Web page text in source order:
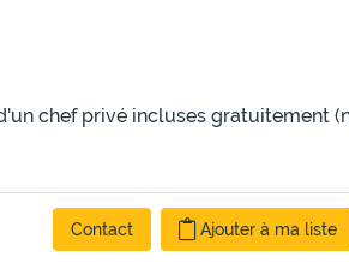
chef privé incluses gratuitement
Contact Ajouter à ma liste